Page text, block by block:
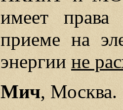
имеет права
приеме на
энергии не
Мич, Москва.